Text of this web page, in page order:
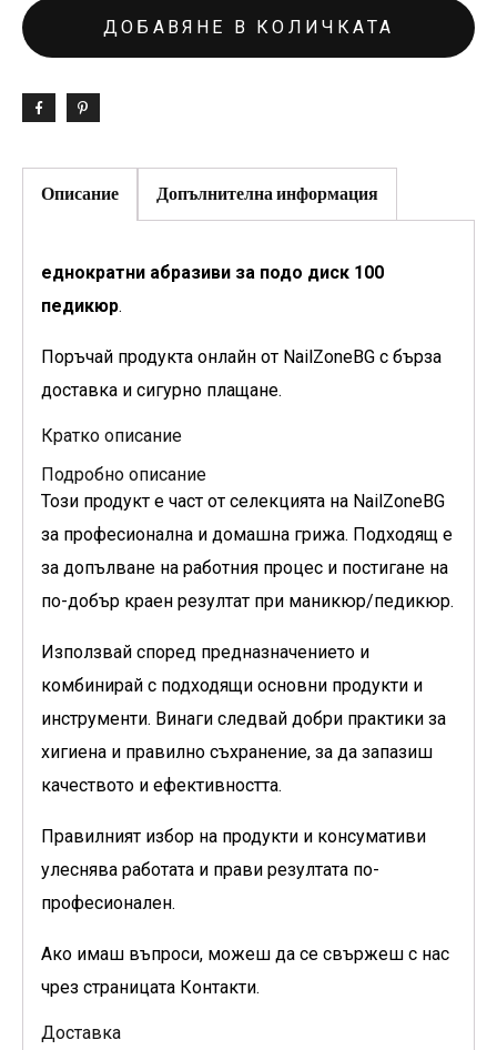
ДОБАВЯНЕ В КОЛИЧКАТА
Описание Допълнителна информация
еднократни абразиви за подо диск 100
педикюр.
Поръчай продукта онлайн от NailZoneBG с бърза
доставка и сигурно плащане.
Кратко описание
Подробно описание
Този продукт е част от селекцията на NailZoneBG
за професионална и домашна грижа. Подходящ е
за допълване на работния процес и постигане на
по-добър краен резултат при маникюр/педикюр.
Използвай според предназначението и
комбинирай с подходящи основни продукти и
инструменти. Винаги следвай добри практики за
хигиена и правилно съхранение, за да запазиш
качеството и ефективността.
Правилният избор на продукти и консумативи
улеснява работата и прави резултата по-
професионален.
Ако имаш въпроси, можеш да се свържеш с нас
чрез страницата Контакти.
Доставка